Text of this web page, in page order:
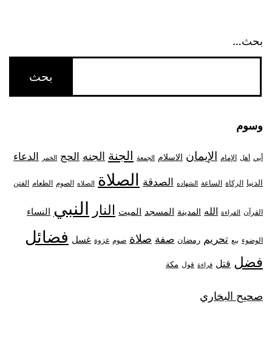
بحث…
وسوم
أبي أهل الإمام الإيمان الاسلام الجمعة الجنة الجنه الحج الخمر الدعاء
الدنيا الزكاة الساعة الشهاده الصدقة الصلاة الصلاه الصوم الطعام الفتن
القرآن القراءة الله المدينة المسجد الميت النار النبي النساء
الوضوء بيع تحريم رمضان صفة صلاة صوم غزوة غسل فضائل
فضل قتل قراءة قول مكة
صحيح البخاري